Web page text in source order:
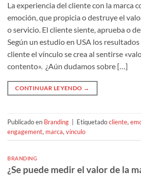
La experiencia del cliente con la marca
emoción, que propicia o destruye el
o servicio. El cliente siente, aprueba o
Según un estudio en USA los
cliente el vínculo se crea al sentirse
contento». ¿Aún dudamos sobre […]
CONTINUAR LEYENDO →
Publicado en Branding Etiquetadocliente,
engagement, marca, vínculo
BRANDING
¿Se puede medir el valor de la